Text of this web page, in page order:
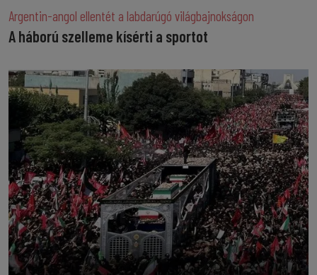
Argentin-angol ellentét a labdarúgó világbajnokságon
A háború szelleme kísérti a sportot